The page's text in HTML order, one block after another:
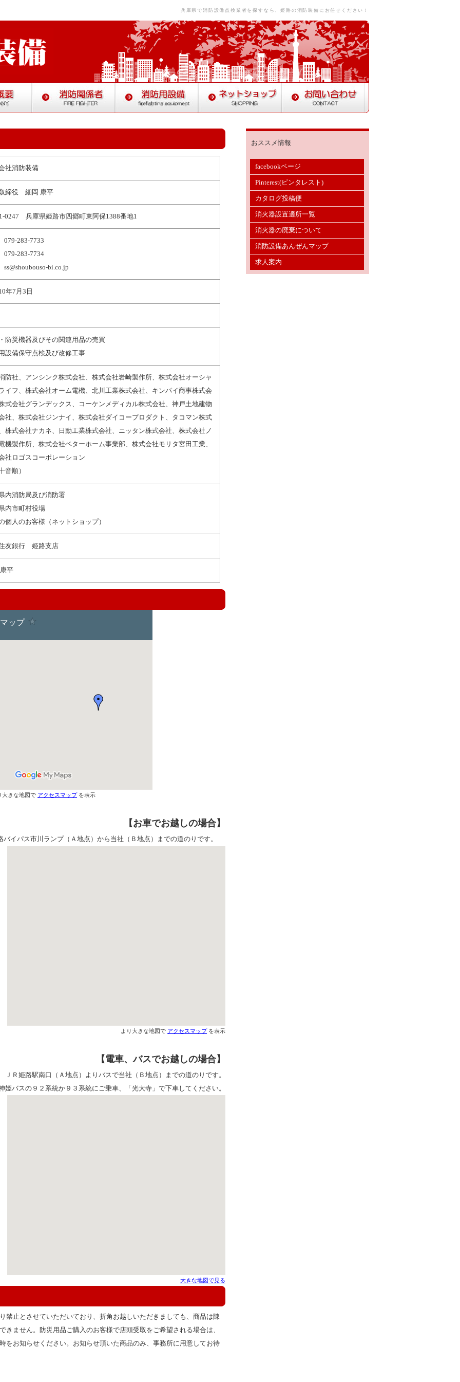
兵庫県で消防設備点検業者を探すなら、姫路の消防装備にお任せください！
社消防装備
締役 細岡 康平
0247 兵庫県姫路市四郷町東阿保1388番地1
283-7733
283-7734
bi.co.jp
年7月3日
防災機器及びその関連用品の売買
設備保守点検及び改修工事
防社、アンシンク株式会社、株式会社岩崎製作所、株式会社オーシャ
イフ、株式会社オーム電機、北川工業株式会社、キンパイ商事株式会
式会社グランデックス、コーケンメディカル株式会社、神戸土地建物
社、株式会社ジンナイ、株式会社ダイコープロダクト、タコマン株式
株式会社ナカネ、日動工業株式会社、ニッタン株式会社、株式会社ノ
機製作所、株式会社ベターホーム事業部、株式会社モリタ宮田工業、
社ロゴスコーポレーション
音順）
内消防局及び消防署
内市町村役場
個人のお客様（ネットショップ）
友銀行 姫路支店
平
大きな地図で アクセスマップを表示
【お車でお越しの場合】
イパス市川ランプ（Ａ地点）から当社（Ｂ地点）までの道のりです。
より大きな地図で アクセスマップを表示
【電車、バスでお越しの場合】
ＪＲ姫路駅南口（Ａ地点）よりバスで当社（Ｂ地点）までの道のりです。
バスの９２系統か９３系統にご乗車、「光大寺」で下車してください。
大きな地図で見る
禁止とさせていただいており、折角お越しいただきましても、商品は陳
きません。防災用品ご購入のお客様で店頭受取をご希望される場合は、
をお知らせください。お知らせ頂いた商品のみ、事務所に用意してお待
おススメ情報
facebookページ
Pinterest(ピンタレスト)
カタログ投稿便
消火器設置適所一覧
消火器の廃棄について
消防設備あんぜんマップ
求人案内